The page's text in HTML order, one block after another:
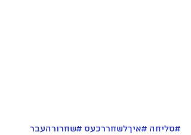
#סליחה #איךלשחררכעס #שחרורהעבר